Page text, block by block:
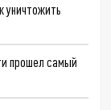
уничтожить
прошел самый